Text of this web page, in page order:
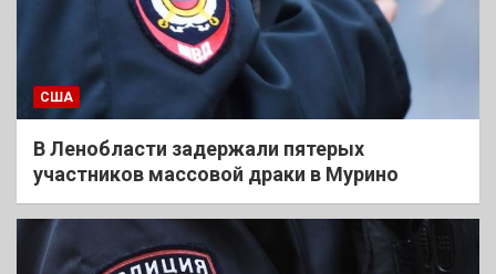
США
В Ленобласти задержали пятерых
участников массовой драки в Мурино